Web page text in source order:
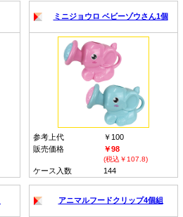
ミニジョウロ ベビーゾウさん1個
参考上代
￥100
販売価格
￥98
(税込￥107.8)
ケース入数 144
アニマルフードクリップ4個組